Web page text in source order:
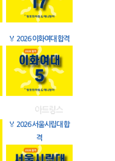
🏅 2026 이화여대 합격
🏅 2026 서울시립대 합
격